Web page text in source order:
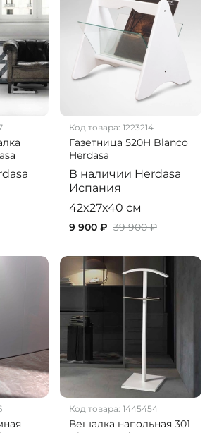
Код товара: 1223214
Газетница 520H Blanco
Herdasa
В наличии Herdasa
Испания
42x27x40 см
9 900 ₽ 39 900 ₽
Код товара: 1445454
Вешалка напольная 301